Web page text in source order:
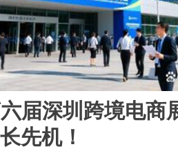
六届深圳跨境电
先机！